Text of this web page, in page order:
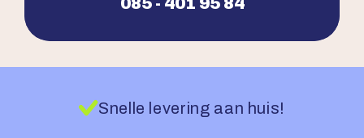
Snelle levering aan huis!